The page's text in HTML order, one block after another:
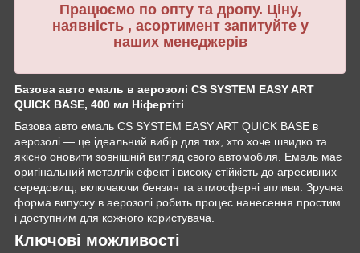
Працюємо по опту та дропу. Ціну,
наявність , асортимент запитуйте у
наших менеджерів
Базова авто емаль в аерозолі CS SYSTEM EASY ART
QUICK BASE, 400 мл Ніфертіті
Базова авто емаль CS SYSTEM EASY ART QUICK BASE в
аерозолі — це ідеальний вибір для тих, хто хоче швидко та
якісно оновити зовнішній вигляд свого автомобіля. Емаль має
оригінальний металлік ефект і високу стійкість до агресивних
середовищ, включаючи бензин та атмосферні впливи. Зручна
форма випуску в аерозолі робить процес нанесення простим
і доступним для кожного користувача.
Ключові можливості